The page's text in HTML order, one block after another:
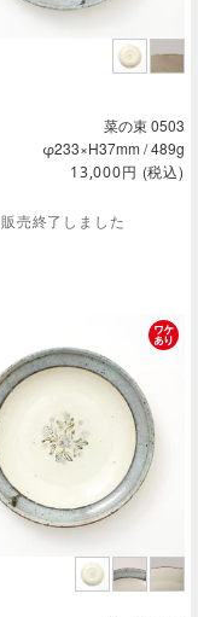
菜の束 0503
φ233×H37mm / 489g
13,000円 (税込)
販売終了しました